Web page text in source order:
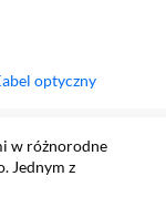
optyczny
w różnorodne
Jednym z